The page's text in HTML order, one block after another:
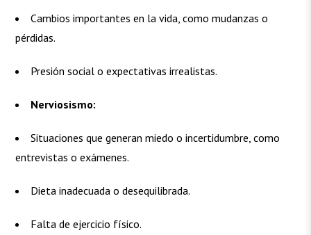
Cambios importantes en la vida, como mudanzas o
pérdidas.
Presión social o expectativas irrealistas.
Nerviosismo:
Situaciones que generan miedo o incertidumbre, como
entrevistas o exámenes.
Dieta inadecuada o desequilibrada.
Falta de ejercicio físico.